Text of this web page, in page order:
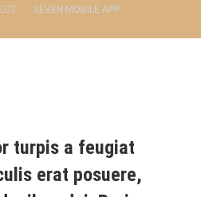
hier:
SEVEN MOBILE APP
turpis a feugiat
erat posuere,